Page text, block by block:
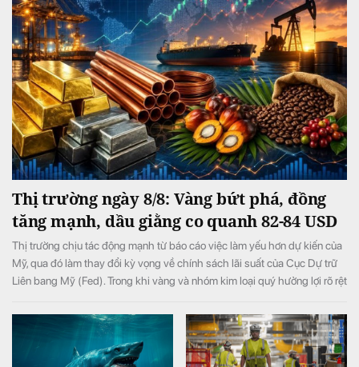
Thị trường ngày 8/8: Vàng bứt phá, đồng
tăng mạnh, dầu giằng co quanh 82-84 USD
Thị trường chịu tác động mạnh từ báo cáo việc làm yếu hơn dự kiến của
Mỹ, qua đó làm thay đổi kỳ vọng về chính sách lãi suất của Cục Dự trữ
Liên bang Mỹ (Fed). Trong khi vàng và nhóm kim loại quý hưởng lợi rõ rệt
diễn biến liên quan xung đột Mỹ-Iran và eo biển Hormuz.